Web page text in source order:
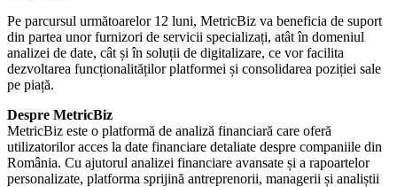
Pe parcursul următoarelor 12 luni, MetricBiz va beneficia de suport
din partea unor furnizori de servicii specializați, atât în domeniul
analizei de date, cât și în soluții de digitalizare, ce vor facilita
dezvoltarea funcționalităților platformei și consolidarea poziției sale
pe piață.
Despre MetricBiz
MetricBiz este o platformă de analiză financiară care oferă
utilizatorilor acces la date financiare detaliate despre companiile din
România. Cu ajutorul analizei financiare avansate și a rapoartelor
personalizate, platforma sprijină antreprenorii, managerii și analiștii